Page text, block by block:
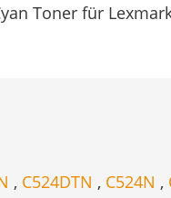
Toner für
, C524DTN , C524N ,